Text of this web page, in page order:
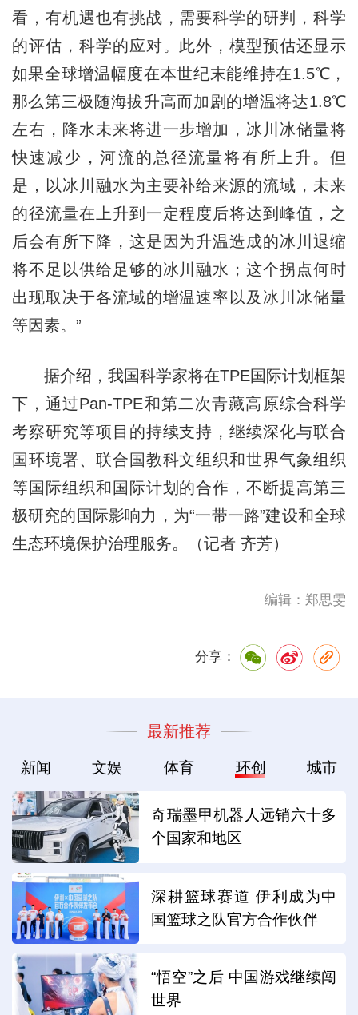
看，有机遇也有挑战，需要科学的研判，科学
的评估，科学的应对。此外，模型预估还显示
如果全球增温幅度在本世纪末能维持在1.5℃，
那么第三极随海拔升高而加剧的增温将达1.8℃
左右，降水未来将进一步增加，冰川冰储量将
快速减少，河流的总径流量将有所上升。但
是，以冰川融水为主要补给来源的流域，未来
的径流量在上升到一定程度后将达到峰值，之
后会有所下降，这是因为升温造成的冰川退缩
将不足以供给足够的冰川融水；这个拐点何时
出现取决于各流域的增温速率以及冰川冰储量
等因素。”
据介绍，我国科学家将在TPE国际计划框架
下，通过Pan-TPE和第二次青藏高原综合科学
考察研究等项目的持续支持，继续深化与联合
国环境署、联合国教科文组织和世界气象组织
等国际组织和国际计划的合作，不断提高第三
极研究的国际影响力，为“一带一路”建设和全球
生态环境保护治理服务。（记者 齐芳）
编辑：郑思雯
分享：
最新推荐
新闻 文娱 体育 环创 城市
奇瑞墨甲机器人远销六十多
个国家和地区
深耕篮球赛道 伊利成为中
国篮球之队官方合作伙伴
“悟空”之后 中国游戏继续闯
世界